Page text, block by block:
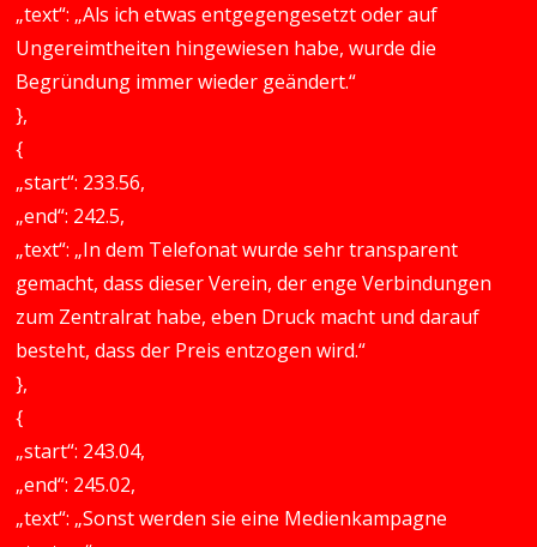
„text“: „Als ich etwas entgegengesetzt oder auf
Ungereimtheiten hingewiesen habe, wurde die
Begründung immer wieder geändert.“
},
{
„start“: 233.56,
„end“: 242.5,
„text“: „In dem Telefonat wurde sehr transparent
gemacht, dass dieser Verein, der enge Verbindungen
zum Zentralrat habe, eben Druck macht und darauf
besteht, dass der Preis entzogen wird.“
},
{
„start“: 243.04,
„end“: 245.02,
„text“: „Sonst werden sie eine Medienkampagne